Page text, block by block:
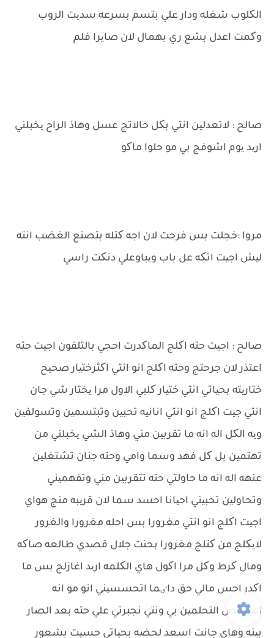
الکلوب شغله ودار علي بتسم بسرعه سدیت الروب
وکمت اعدل بشع ري بهمال لان صایرا فلم
صالح : لاتعدلین انتي بکل حالاتج عسل وهاذ الراح یخبلني
ارید یوم اشوفج بي مو حلوا ماکو
مروا :خجلت بس فرحت لان اجه کتله بتصنع الغضب انته
لیش اجیت اتکه عل باب ویباوعلي دنکت راسي
صالح : اجیت حته اکلج الماکدرت احجي بالتلفون اجیت حته
اعتذر لان جرحتج وحته اکلج انو انتي اکثرختیار صحیح
ختاریته بحیاتي انتي ختیار کلبي الاول مرا یختار شي جان
انتي جیت اکلج انو انتي انانیه تحبین وتبتسمین وتسولفین
ویه الکل اله انه ما تقربین مني وهاذ الشي یخبلني من
تهتمین بل کل فهد وسما وامي وحته جنان تشتغلین
عنهه اله انه ما حاولتي حته تتقربین مني وتفهمیني
وتحاولین تحبیني احیانا احسد سما لان قریبه منج هواي
اجیت اکلج انو انتي مغرورا بس احله مغرورا والغرور
لایکلج من کتلج مغرورا بحنت جلال قصدي طالعه صاکه
ومال کرط وکل مرا اکول هاي الکلمه ارید اغازلج بس ما
اکدر احس مالي حق داٸما اتحسسیني انو مو انه
الشخص التحلمین بي ونتي نجبرتي علي حته بعد الصار
بینه وهاي جانت اسعد لحضه بحیاتي حسیت بشعور